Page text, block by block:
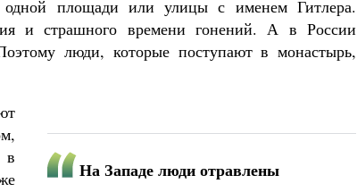
площади или улицы с именем Гитлера.
и страшного времени гонений. А в России
люди, которые поступают в монастырь,
На Западе люди отравлены
в